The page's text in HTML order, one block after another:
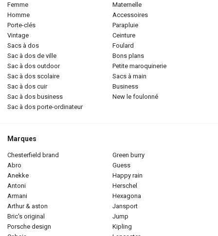
femme
homme
porte-clés
vintage
sacs à dos
sac à dos de ville
sac à dos outdoor
sac à dos scolaire
sac à dos cuir
sac à dos business
sac à dos porte-ordinateur
maternelle
accessoires
parapluie
ceinture
foulard
bons plans
petite maroquinerie
sacs à main
business
new le foulonné
Marques
chesterfield brand
abro
anekke
antoni
armani
arthur & aston
bric's original
porsche design
green burry
guess
happy rain
herschel
hexagona
jansport
jump
kipling